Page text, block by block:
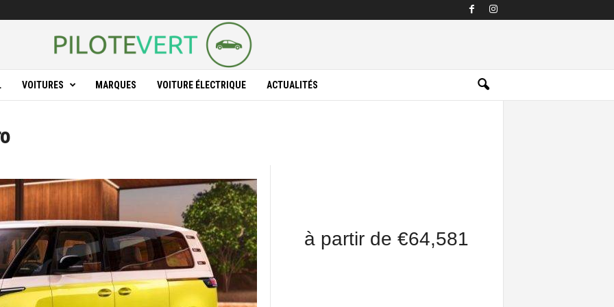
VOITURES MARQUES VOITURE ÉLECTRIQUE ACTUALITÉS
à partir de €64,581